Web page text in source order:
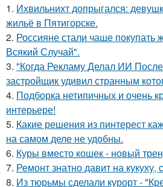
1. Ихвильнихт допрыгался:
жильё в Пятигорске.
2. Россияне стали чаще покупать
Всякий Случай".
3. "Когда Рекламу Делал ИИ
застройщик удивил странным
4. Подборка нетипичных и очень
интерьере!
5. Какие решения из пинтерест
на самом деле не удобны.
6. Куры вместо кошек - новый
7. Ремонт знатно давит на кукуху,
8. Из тюрьмы сделали курорт -